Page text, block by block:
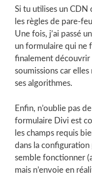
Si tu utilises un
les règles de pare-
Une fois, j’ai passé
un formulaire qui ne
finalement
soumissions car
ses algorithmes.
Enfin, n’oublie pas
formulaire Divi est
les champs requis
dans la
semble fonctionner
mais n’envoie en